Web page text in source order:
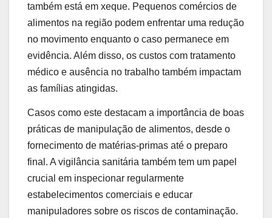
também está em xeque. Pequenos comércios de
alimentos na região podem enfrentar uma redução
no movimento enquanto o caso permanece em
evidência. Além disso, os custos com tratamento
médico e ausência no trabalho também impactam
as famílias atingidas.
Casos como este destacam a importância de boas
práticas de manipulação de alimentos, desde o
fornecimento de matérias-primas até o preparo
final. A vigilância sanitária também tem um papel
crucial em inspecionar regularmente
estabelecimentos comerciais e educar
manipuladores sobre os riscos de contaminação.